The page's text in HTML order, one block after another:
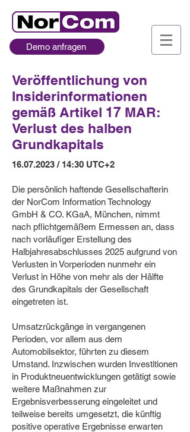
Demo anfragen
Veröffentlichung von
Insiderinformationen
gemäß Artikel 17 MAR:
Verlust des halben
Grundkapitals
16.07.2023 / 14:30 UTC+2
Die persönlich haftende Gesellschafterin
der NorCom Information Technology
GmbH & CO. KGaA, München, nimmt
nach pflichtgemäßem Ermessen an, dass
nach vorläufiger Erstellung des
Halbjahresabschlusses 2025 aufgrund von
Verlusten in Vorperioden nunmehr ein
Verlust in Höhe von mehr als der Hälfte
des Grundkapitals der Gesellschaft
eingetreten ist.
Umsatzrückgänge in vergangenen
Perioden, vor allem aus dem
Automobilsektor, führten zu diesem
Umstand. Inzwischen wurden Investitionen
in Produktneuentwicklungen getätigt sowie
weitere Maßnahmen zur
Ergebnisverbesserung eingeleitet und
teilweise bereits umgesetzt, die künftig
positive operative Ergebnisse erwarten